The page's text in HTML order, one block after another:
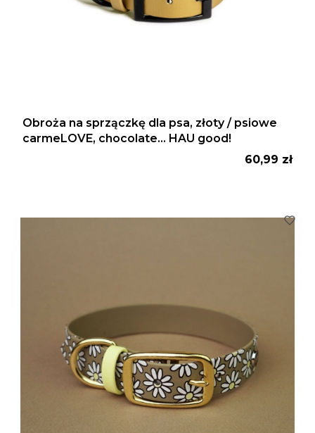
Obroża na sprzączkę dla psa, złoty / psiowe
carmeLOVE, chocolate... HAU good!
Cena
60,99 zł